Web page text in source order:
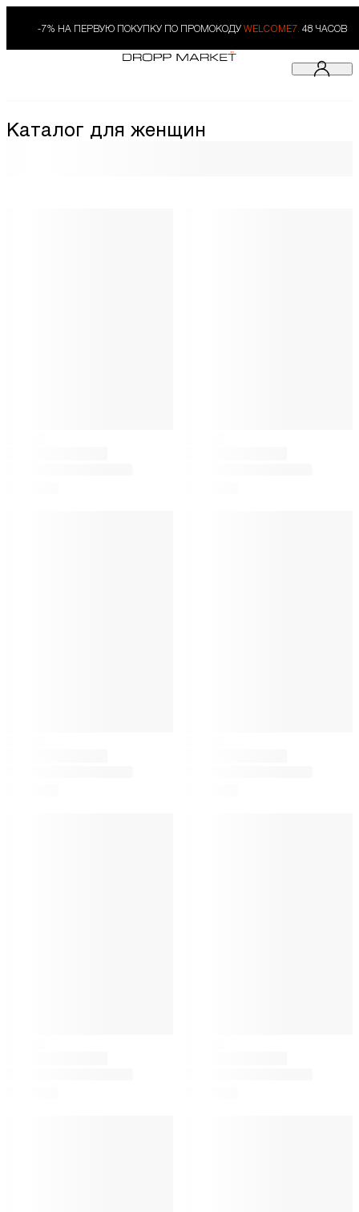
-7% НА ПЕРВУЮ ПОКУПКУ ПО ПРОМОКОДУ WELCOME7. 48 ЧАСОВ
Каталог для женщин